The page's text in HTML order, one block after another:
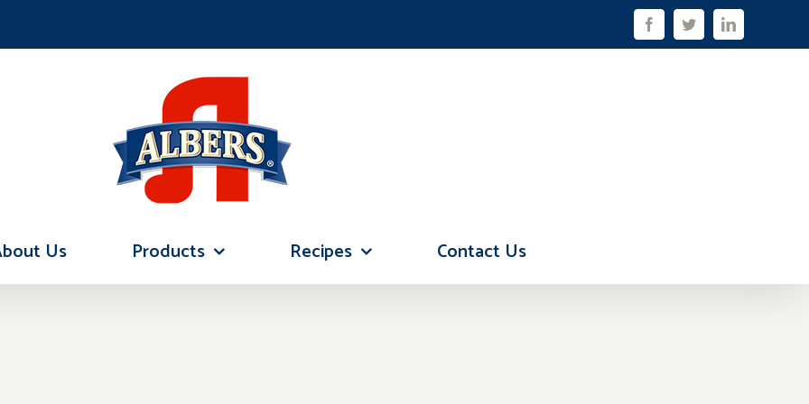
FacebookTwitterLinkedIn
Us Products Recipes Contact Us